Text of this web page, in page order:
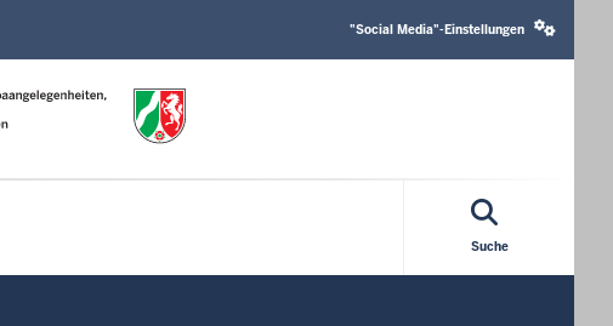
media
"Social Media"-Einstellungen
Suche